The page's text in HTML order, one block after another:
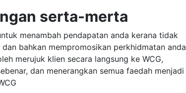
serta-merta
menambah pendapatan anda kerana tidak
bahkan mempromosikan perkhidmatan anda
merujuk klien secara langsung ke WCG,
dan menerangkan semua faedah menjadi